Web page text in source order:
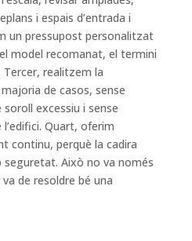
i espais d’entrada i
un pressupost personalitzat
model recomanat, el termini
Tercer, realitzem la
de casos, sense
excessiu i sense
Quart, oferim
continu, perquè la cadira
Això no va només
de resoldre bé una